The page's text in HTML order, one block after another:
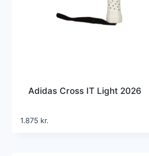
Adidas Cross IT Light 2026
1.875 kr.